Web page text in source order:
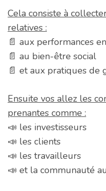
Cela consiste à
relatives :
📄 aux performances
📄 au bien-être social
📄 et aux pratiques de
Ensuite vos allez les
prenantes comme :
📣 les investisseurs
📣 les clients
📣 les travailleurs
📣 et la communauté